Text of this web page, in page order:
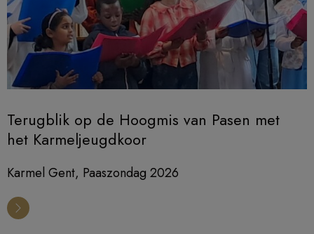
Terugblik op de Hoogmis van Pasen met
het Karmeljeugdkoor
Karmel Gent, Paaszondag 2026